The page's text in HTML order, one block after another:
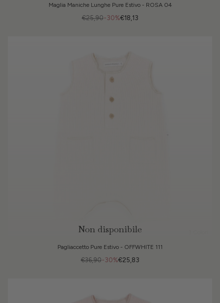
Maglia Maniche Lunghe Pure Estivo - ROSA 04
-30%
€25,90 €18,13
Non disponibile
Pagliaccetto Pure Estivo - OFFWHITE 111
-30%
€36,90 €25,83